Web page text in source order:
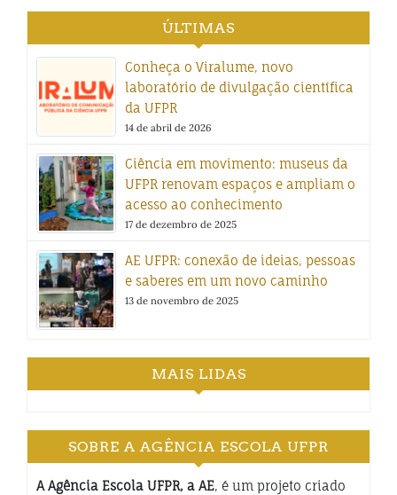
ÚLTIMAS
Conheça o Viralume, novo
laboratório de divulgação científica
da UFPR
14 de abril de 2026
Ciência em movimento: museus da
UFPR renovam espaços e ampliam o
acesso ao conhecimento
17 de dezembro de 2025
AE UFPR: conexão de ideias, pessoas
e saberes em um novo caminho
13 de novembro de 2025
MAIS LIDAS
SOBRE A AGÊNCIA ESCOLA UFPR
A Agência Escola UFPR, a AE, é um projeto criado